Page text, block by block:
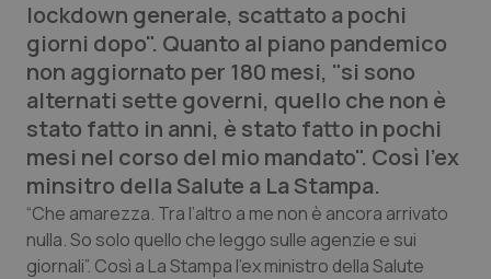
QS Pro
Professionisti Sanitari.AI
Abruzzo
Basilicata
Calabria
QS Pro Gold
Artrite & artrosi
Asma & BPCO
QS Club Newsletter
lockdown generale, scattato a pochi
giorni dopo". Quanto al piano pandemico
non aggiornato per 180 mesi, "si sono
alternati sette governi, quello che non è
stato fatto in anni, è stato fatto in pochi
mesi nel corso del mio mandato". Così l'ex
minsitro della Salute a La Stampa.
“Che amarezza. Tra l’altro a me non è ancora arrivato
nulla. So solo quello che leggo sulle agenzie e sui
giornali”. Così a La Stampa l’ex ministro della Salute